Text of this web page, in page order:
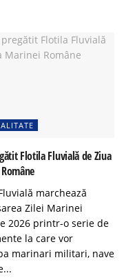
Flotila Fluvială de Ziua
marchează
Zilei Marinei
2026 printr-o serie de
la care vor
marinari militari, nave